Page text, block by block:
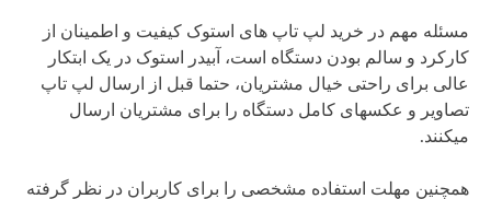
مسئله مهم در خرید لپ تاپ های استوک کیفیت و اطمینان از
کارکرد و سالم بودن دستگاه است، آبیدر استوک در یک ابتکار
عالی برای راحتی خیال مشتریان، حتما قبل از ارسال لپ تاپ
تصاویر و عکسهای کامل دستگاه را برای مشتریان ارسال
میکنند.
همچنین مهلت استفاده مشخصی را برای کاربران در نظر گرفته